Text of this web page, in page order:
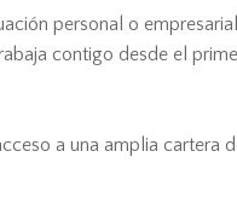
personal o
contigo desde el
a una amplia